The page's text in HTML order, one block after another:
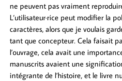
ne peuvent pas vraiment
L’utilisateur·rice peut modifier la
caractères, alors que je voulais
tant que concepteur. Cela faisait
l’ouvrage, cela avait une
manuscrits avaient une
intégrante de l’histoire, et le livre